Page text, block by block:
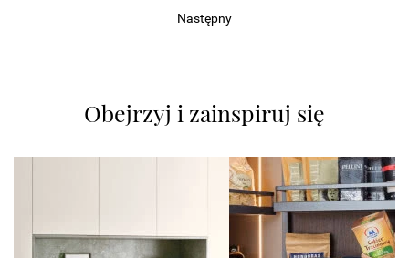
Następny
Obejrzyj i zainspiruj się